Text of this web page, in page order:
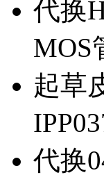
代换
MOS
起草
代换